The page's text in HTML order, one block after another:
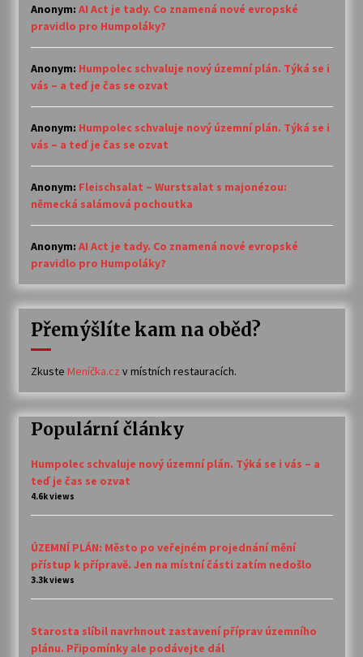
Anonym: AI Act je tady. Co znamená nové evropské
pravidlo pro Humpoláky?
Anonym: Humpolec schvaluje nový územní plán. Týká se i
vás – a teď je čas se ozvat
Anonym: Humpolec schvaluje nový územní plán. Týká se i
vás – a teď je čas se ozvat
Anonym: Fleischsalat – Wurstsalat s majonézou:
německá salámová pochoutka
Anonym: AI Act je tady. Co znamená nové evropské
pravidlo pro Humpoláky?
Přemýšlíte kam na oběd?
Zkuste Meníčka.cz v místních restauracích.
Populární články
Humpolec schvaluje nový územní plán. Týká se i vás – a
teď je čas se ozvat
4.6k views
ÚZEMNÍ PLÁN: Město po veřejném projednání mění
přístup k přípravě. Jen na místní části zatím nedošlo
3.3k views
Starosta slíbil navrhnout zastavení příprav územního
plánu. Připomínky ale podávejte dál